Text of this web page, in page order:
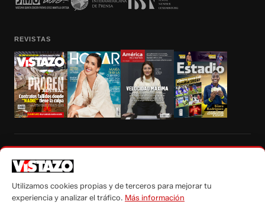
REVISTAS
autorización escrita de su titular, de todos los contenidos de Vistazo.com.
Utilizamos cookies propias y de terceros para mejorar tu
experiencia y analizar el tráfico. Más información